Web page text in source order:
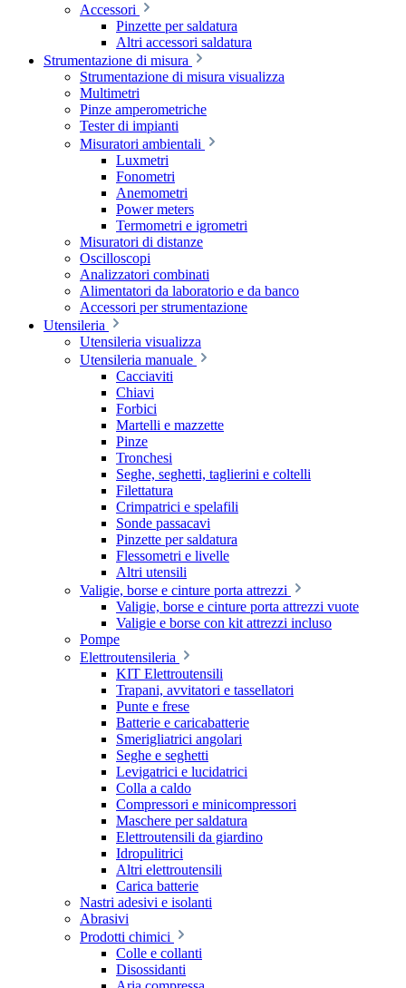
Accessori
Pinzette per saldatura
Altri accessori saldatura
Strumentazione di misura
Strumentazione di misura visualizza
Multimetri
Pinze amperometriche
Tester di impianti
Misuratori ambientali
Luxmetri
Fonometri
Anemometri
Power meters
Termometri e igrometri
Misuratori di distanze
Oscilloscopi
Analizzatori combinati
Alimentatori da laboratorio e da banco
Accessori per strumentazione
Utensileria
Utensileria visualizza
Utensileria manuale
Cacciaviti
Chiavi
Forbici
Martelli e mazzette
Pinze
Tronchesi
Seghe, seghetti, taglierini e coltelli
Filettatura
Crimpatrici e spelafili
Sonde passacavi
Pinzette per saldatura
Flessometri e livelle
Altri utensili
Valigie, borse e cinture porta attrezzi
Valigie, borse e cinture porta attrezzi vuote
Valigie e borse con kit attrezzi incluso
Pompe
Elettroutensileria
KIT Elettroutensili
Trapani, avvitatori e tassellatori
Punte e frese
Batterie e caricabatterie
Smerigliatrici angolari
Seghe e seghetti
Levigatrici e lucidatrici
Colla a caldo
Compressori e minicompressori
Maschere per saldatura
Elettroutensili da giardino
Idropulitrici
Altri elettroutensili
Carica batterie
Nastri adesivi e isolanti
Abrasivi
Prodotti chimici
Colle e collanti
Disossidanti